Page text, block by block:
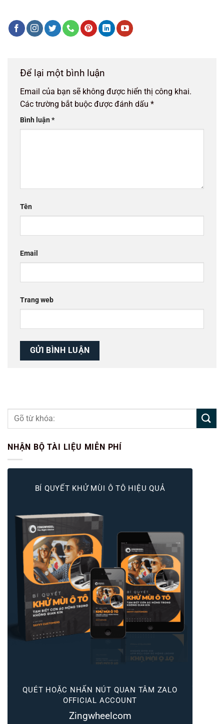
Để lại một bình luận
Email của bạn sẽ không được hiển thị công khai.
Các trường bắt buộc được đánh dấu *
Bình luận*
Tên
Email
Trang web
NHẬN BỘ TÀI LIỆU MIỄN PHÍ
BÍ QUYẾT KHỬ MÙI Ô TÔ HIỆU QUẢ
QUÉT HOẶC NHẤN NÚT QUAN TÂM ZALO
OFFICIAL ACCOUNT
Zingwheelcom